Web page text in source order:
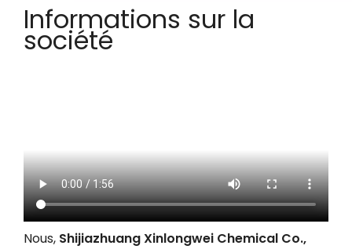
Informations sur la
société
Nous, Shijiazhuang Xinlongwei Chemical Co.,